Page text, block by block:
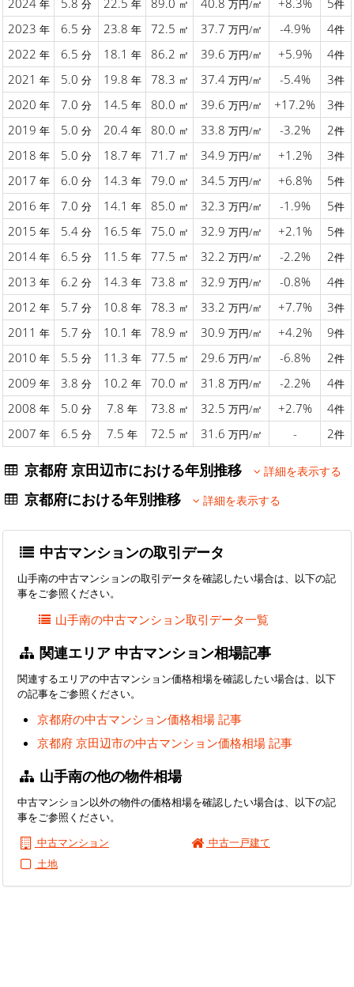
2024 年 5.8 分 22.5 年 89.0 ㎡ 40.8 万円/㎡ +8.3% 5件
2023 年 6.5 分 23.8 年 72.5 ㎡ 37.7 万円/㎡ -4.9% 4件
2022 年 6.5 分 18.1 年 86.2 ㎡ 39.6 万円/㎡ +5.9% 4件
2021 年 5.0 分 19.8 年 78.3 ㎡ 37.4 万円/㎡ -5.4% 3件
2020 年 7.0 分 14.5 年 80.0 ㎡ 39.6 万円/㎡ +17.2% 3件
2019 年 5.0 分 20.4 年 80.0 ㎡ 33.8 万円/㎡ -3.2% 2件
2018 年 5.0 分 18.7 年 71.7 ㎡ 34.9 万円/㎡ +1.2% 3件
2017 年 6.0 分 14.3 年 79.0 ㎡ 34.5 万円/㎡ +6.8% 5件
2016 年 7.0 分 14.1 年 85.0 ㎡ 32.3 万円/㎡ -1.9% 5件
2015 年 5.4 分 16.5 年 75.0 ㎡ 32.9 万円/㎡ +2.1% 5件
2014 年 6.5 分 11.5 年 77.5 ㎡ 32.2 万円/㎡ -2.2% 2件
2013 年 6.2 分 14.3 年 73.8 ㎡ 32.9 万円/㎡ -0.8% 4件
2012 年 5.7 分 10.8 年 78.3 ㎡ 33.2 万円/㎡ +7.7% 3件
2011 年 5.7 分 10.1 年 78.9 ㎡ 30.9 万円/㎡ +4.2% 9件
2010 年 5.5 分 11.3 年 77.5 ㎡ 29.6 万円/㎡ -6.8% 2件
2009 年 3.8 分 10.2 年 70.0 ㎡ 31.8 万円/㎡ -2.2% 4件
2008 年 5.0 分 7.8 年 73.8 ㎡ 32.5 万円/㎡ +2.7% 4件
2007 年 6.5 分 7.5 年 72.5 ㎡ 31.6 万円/㎡ - 2件
京都府 京田辺市における年別推移 詳細を表示する
京都府における年別推移 詳細を表示する
中古マンションの取引データ
山手南の中古マンションの取引データを確認したい場合は、以下の記
事をご参照ください。
山手南の中古マンション取引データ一覧
関連エリア 中古マンション相場記事
関連するエリアの中古マンション価格相場を確認したい場合は、以下
の記事をご参照ください。
京都府の中古マンション価格相場 記事
京都府 京田辺市の中古マンション価格相場 記事
山手南の他の物件相場
中古マンション以外の物件の価格相場を確認したい場合は、以下の記
事をご参照ください。
中古マンション
中古一戸建て
土地